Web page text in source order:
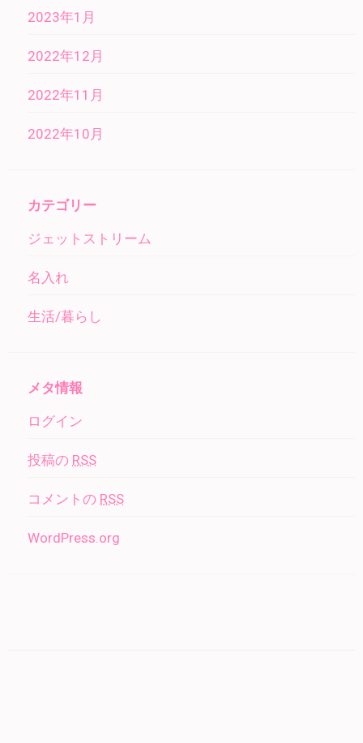
2023年1月
2022年12月
2022年11月
2022年10月
カテゴリー
ジェットストリーム
名入れ
生活/暮らし
メタ情報
ログイン
投稿の RSS
コメントの RSS
WordPress.org